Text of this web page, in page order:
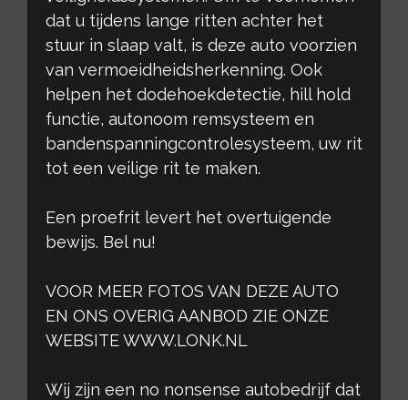
dat u tijdens lange ritten achter het
stuur in slaap valt, is deze auto voorzien
van vermoeidheidsherkenning. Ook
helpen het dodehoekdetectie, hill hold
functie, autonoom remsysteem en
bandenspanningcontrolesysteem, uw rit
tot een veilige rit te maken.
Een proefrit levert het overtuigende
bewijs. Bel nu!
VOOR MEER FOTOS VAN DEZE AUTO
EN ONS OVERIG AANBOD ZIE ONZE
WEBSITE WWW.LONK.NL
Wij zijn een no nonsense autobedrijf dat